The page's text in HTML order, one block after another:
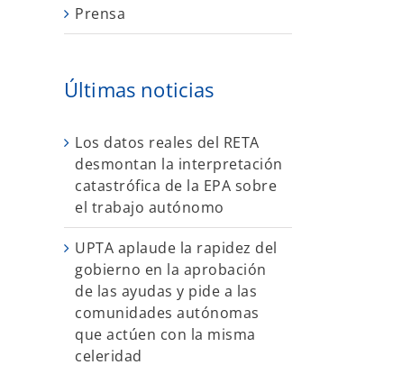
Prensa
Últimas noticias
Los datos reales del RETA
desmontan la interpretación
catastrófica de la EPA sobre
el trabajo autónomo
UPTA aplaude la rapidez del
gobierno en la aprobación
de las ayudas y pide a las
comunidades autónomas
que actúen con la misma
celeridad